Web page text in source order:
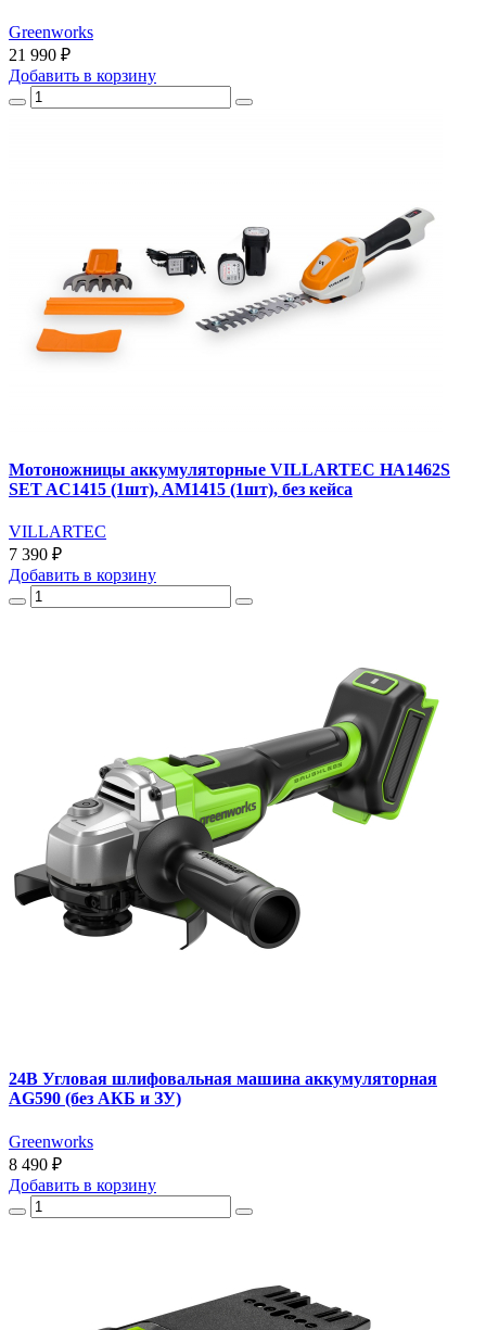
Greenworks
21 990 ₽
Добавить в корзину
Мотоножницы аккумуляторные VILLARTEC HA1462S
SET AC1415 (1шт), AM1415 (1шт), без кейса
VILLARTEC
7 390 ₽
Добавить в корзину
24В Угловая шлифовальная машина аккумуляторная
AG590 (без АКБ и ЗУ)
Greenworks
8 490 ₽
Добавить в корзину